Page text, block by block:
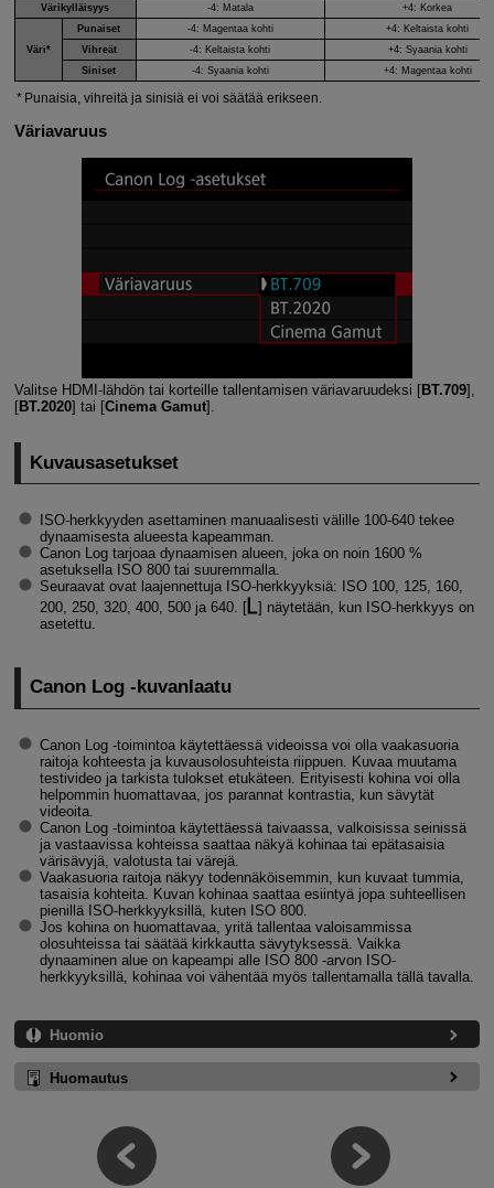
Värikylläisyys
-4: Matala +4: Korkea
Väri*
Punaiset -4: Magentaa kohti
+4: Keltaista kohti
Vihreät
-4: Keltaista kohti
+4: Syaania kohti
Siniset
-4: Syaania kohti +4: Magentaa kohti
Punaisia, vihreitä ja sinisiä ei voi säätää erikseen.
Väriavaruus
Valitse HDMI-lähdön tai korteille tallentamisen väriavaruudeksi [BT.709],
[BT.2020] tai [Cinema Gamut].
Kuvausasetukset
ISO-herkkyyden asettaminen manuaalisesti välille 100-640 tekee
dynaamisesta alueesta kapeamman.
Canon Log tarjoaa dynaamisen alueen, joka on noin 1600 %
asetuksella ISO 800 tai suuremmalla.
Seuraavat ovat laajennettuja ISO-herkkyyksiä: ISO 100, 125, 160,
200, 250, 320, 400, 500 ja 640. [
] näytetään, kun ISO-herkkyys on
asetettu.
Canon Log ‑kuvanlaatu
Canon Log ‑toimintoa käytettäessä videoissa voi olla vaakasuoria
raitoja kohteesta ja kuvausolosuhteista riippuen. Kuvaa muutama
testivideo ja tarkista tulokset etukäteen. Erityisesti kohina voi olla
helpommin huomattavaa, jos parannat kontrastia, kun sävytät
videoita.
Canon Log ‑toimintoa käytettäessä taivaassa, valkoisissa seinissä
ja vastaavissa kohteissa saattaa näkyä kohinaa tai epätasaisia
värisävyjä, valotusta tai värejä.
Vaakasuoria raitoja näkyy todennäköisemmin, kun kuvaat tummia,
tasaisia kohteita. Kuvan kohinaa saattaa esiintyä jopa suhteellisen
pienillä ISO-herkkyyksillä, kuten ISO 800.
Jos kohina on huomattavaa, yritä tallentaa valoisammissa
olosuhteissa tai säätää kirkkautta sävytyksessä. Vaikka
dynaaminen alue on kapeampi alle ISO 800 ‑arvon ISO-
herkkyyksillä, kohinaa voi vähentää myös tallentamalla tällä tavalla.
Huomio
Huomautus